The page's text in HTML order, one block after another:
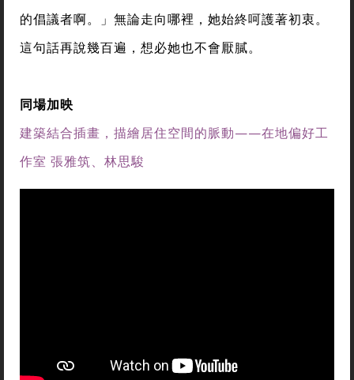
的倡議者啊。」無論走向哪裡，她始終呵護著初衷。
這句話再說幾百遍，想必她也不會厭膩。
同場加映
建築結合插畫，描繪居住空間的脈動——在地偏好工
作室 張雅筑、林思駿